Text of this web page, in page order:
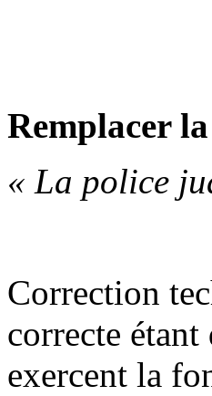
Remplacer
« La police
Correction
correcte
exercent la